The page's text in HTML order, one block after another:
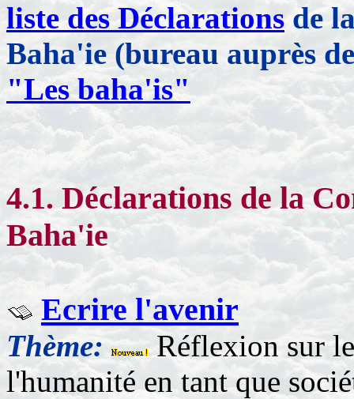
liste des Déclarations de
Baha'ie (bureau auprès
"Les baha'is"
4.1. Déclarations de la
Baha'ie
Ecrire l'avenir
Thème:
Réflexion sur
l'humanité en tant que